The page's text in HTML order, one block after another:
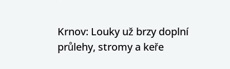
Krnov: Louky už brzy doplní
průlehy, stromy a keře